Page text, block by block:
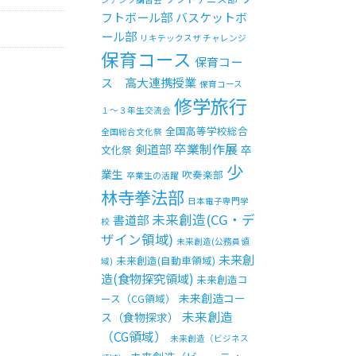
フトボール部 バスケットボ
ール部 リキテックスザ チャレンジ
保育コース 保育コー
ス 高大連携授業 保育コース
１～３年生交流会 修学旅行
全国総合文化祭 全国高等学校総合
文化祭 剣道部卒業制作展 卒
業生 卒業生の活躍 吹奏楽部 少
林寺拳法部 日本電子専門学
校 書道部 未来創造(CG・デ
ザイン領域) 未来創造(公務員領
域) 未来創造(自動車領域) 未来創
造(食物探究領域) 未来創造コ
ース（CG領域）
未来創造コー
ス（食物探求）
未来創造
（CG領域）
未来創造（ビジネス